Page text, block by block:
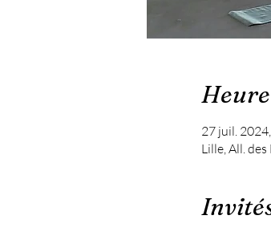
27 juil.
Lille, All.